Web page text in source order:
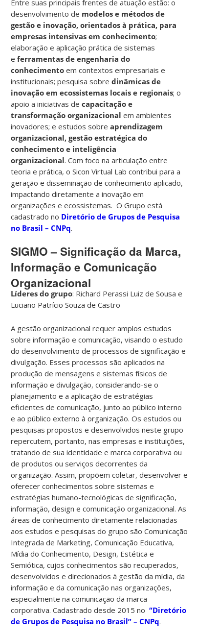
Entre suas principais frentes de atuação estão: o
desenvolvimento de modelos e métodos de
gestão e inovação, orientados à prática, para
empresas intensivas em conhecimento;
elaboração e aplicação prática de sistemas
eferramentas de engenharia do
conhecimento em contextos empresariais e
institucionais; pesquisa sobredinâmicas de
inovação em ecossistemas locais e regionais; o
apoio a iniciativas decapacitação e
transformação organizacional em ambientes
inovadores; e estudos sobreaprendizagem
organizacional, gestão estratégica do
conhecimento e inteligência
organizacional. Com foco na articulação entre
teoria e prática, o Sicon Virtual Lab contribui para a
geração e disseminação de conhecimento aplicado,
impactando diretamente a inovação em
organizações e ecossistemas. O Grupo está
cadastrado no Diretório de Grupos de Pesquisa
no Brasil – CNPq.
SIGMO – Significação da Marca,
Informação e Comunicação
Organizacional
Líderes do grupo: Richard Perassi Luiz de Sousa e
Luciano Patrício Souza de Castro
A gestão organizacional requer amplos estudos
sobre informação e comunicação, visando o estudo
do desenvolvimento de processos de significação e
divulgação. Esses processos são aplicados na
produção de mensagens e sistemas físicos de
informação e divulgação, considerando-se o
planejamento e a aplicação de estratégias
eficientes de comunicação, junto ao público interno
e ao público externo à organização. Os estudos ou
pesquisas propostos e desenvolvidos neste grupo
repercutem, portanto, nas empresas e instituições,
tratando de sua identidade e marca corporativa ou
de produtos ou serviços decorrentes da
organização. Assim, propõem coletar, desenvolver e
oferecer conhecimentos sobre sistemas e
estratégias humano-tecnológicas de significação,
informação, design e comunicação organizacional. As
áreas de conhecimento diretamente relacionadas
aos estudos e pesquisas do grupo são Comunicação
Integrada de Marketing, Comunicação Educativa,
Mídia do Conhecimento, Design, Estética e
Semiótica, cujos conhecimentos são recuperados,
desenvolvidos e direcionados à gestão da mídia, da
informação e da comunicação nas organizações,
especialmente na comunicação da marca
corporativa. Cadastrado desde 2015 no“Diretório
de Grupos de Pesquisa no Brasil” – CNPq.